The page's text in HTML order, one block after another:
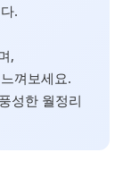
.
,
껴보세요.
성한 월정리